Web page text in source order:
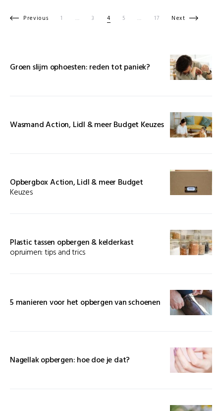
Berichten paginering
Previous 1 … 3 4 5 … 17 Next
Groen slijm ophoesten: reden tot paniek?
Wasmand Action, Lidl & meer Budget Keuzes
Opbergbox Action, Lidl & meer Budget
Keuzes
Plastic tassen opbergen & kelderkast
opruimen: tips and trics
5 manieren voor het opbergen van schoenen
Nagellak opbergen: hoe doe je dat?